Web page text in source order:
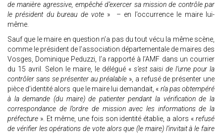
de manière agressive, empêché d’exercer sa mission de contrôle par
le président du bureau de vote» – en l’occurrence le maire lui-
même.
Sauf que le maire en question n’a pas du tout vécu la même scène,
comme le président de l’association départementale de maires des
Vosges, Dominique Peduzzi, l’a rapporté à l’AMF dans un courrier
du 15 avril. Selon le maire, le délégué « s’est saisi de l’urne pour la
contrôler sans se présenter au préalable », a refusé de présenter une
pièce d’identité alors que le maire lui demandait, « n’a pas obtempéré
à la demande (du maire) de patienter pendant la vérification de la
correspondance de l’ordre de mission avec les informations de la
préfecture ». Et même, une fois son identité établie, a alors « refusé
de vérifier les opérations de vote alors que (le maire) l’invitait à le faire